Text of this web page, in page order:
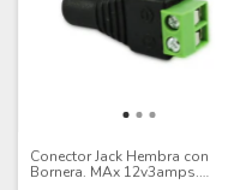
Conector Jack Hembra con
Bornera. MAx 12v3amps.